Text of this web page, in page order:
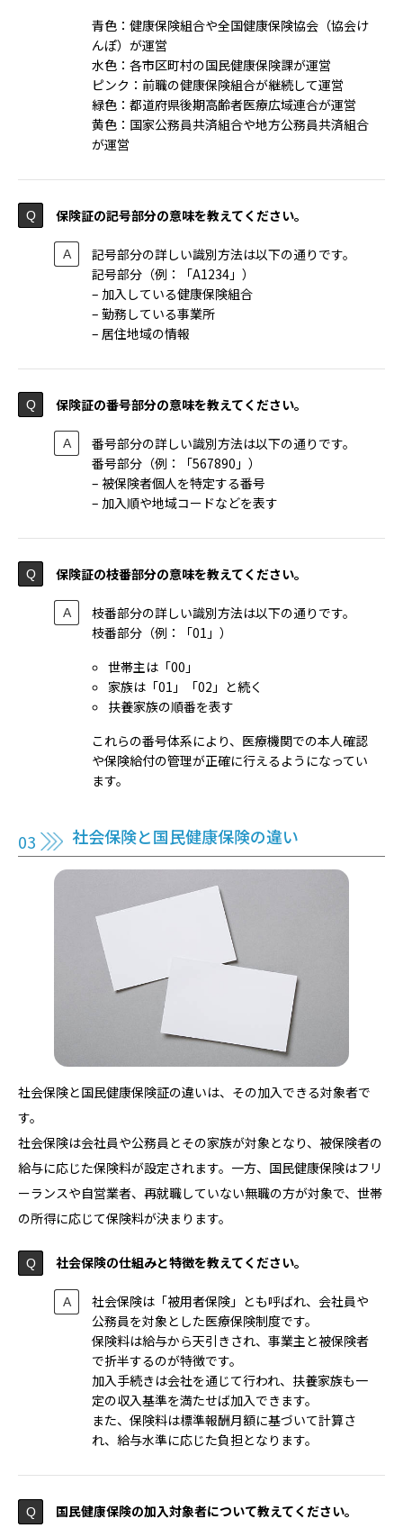
青色：健康保険組合や全国健康保険協会（協会け
んぽ）が運営
水色：各市区町村の国民健康保険課が運営
ピンク：前職の健康保険組合が継続して運営
緑色：都道府県後期高齢者医療広域連合が運営
黄色：国家公務員共済組合や地方公務員共済組合
が運営
保険証の記号部分の意味を教えてください。
記号部分の詳しい識別方法は以下の通りです。
記号部分（例：「A1234」）
– 加入している健康保険組合
– 勤務している事業所
– 居住地域の情報
保険証の番号部分の意味を教えてください。
番号部分の詳しい識別方法は以下の通りです。
番号部分（例：「567890」）
– 被保険者個人を特定する番号
– 加入順や地域コードなどを表す
保険証の枝番部分の意味を教えてください。
枝番部分の詳しい識別方法は以下の通りです。
枝番部分（例：「01」）
世帯主は「00」
家族は「01」「02」と続く
扶養家族の順番を表す
これらの番号体系により、医療機関での本人確認
や保険給付の管理が正確に行えるようになってい
ます。
社会保険と国民健康保険の違い
社会保険と国民健康保険証の違いは、その加入できる対象者で
す。
社会保険は会社員や公務員とその家族が対象となり、被保険者の
給与に応じた保険料が設定されます。一方、国民健康保険はフリ
ーランスや自営業者、再就職していない無職の方が対象で、世帯
の所得に応じて保険料が決まります。
社会保険の仕組みと特徴を教えてください。
社会保険は「被用者保険」とも呼ばれ、会社員や
公務員を対象とした医療保険制度です。
保険料は給与から天引きされ、事業主と被保険者
で折半するのが特徴です。
加入手続きは会社を通じて行われ、扶養家族も一
定の収入基準を満たせば加入できます。
また、保険料は標準報酬月額に基づいて計算さ
れ、給与水準に応じた負担となります。
国民健康保険の加入対象者について教えてください。